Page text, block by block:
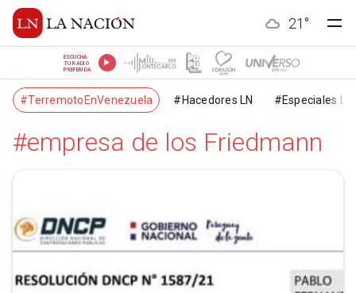
21 °
ESCUCHÁ
TU RADIO
PREFERIDA
#TerremotoEnVenezuela #Hacedores LN #Especiales LN
#empresa de los Friedmann